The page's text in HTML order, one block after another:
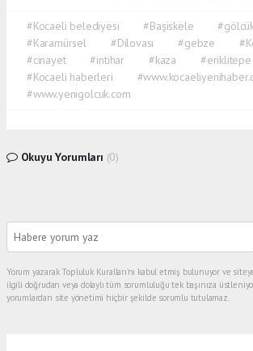
#Kocaeli belediyesi #Başiskele
#Karamürsel
#Dilovası #gebze
#cinayet
#intihar #kaza
#eriklitepe
#Kocaeli haberleri
#www.yenigolcuk.com
Okuyu Yorumları (0)
Yorum yazarak Topluluk Kuralları’nı kabul etmiş bulunuyor ve
ilgili doğrudan veya dolaylı tüm sorumluluğu tek başınıza
yorumlardan site yönetimi hiçbir şekilde sorumlu tutulamaz.